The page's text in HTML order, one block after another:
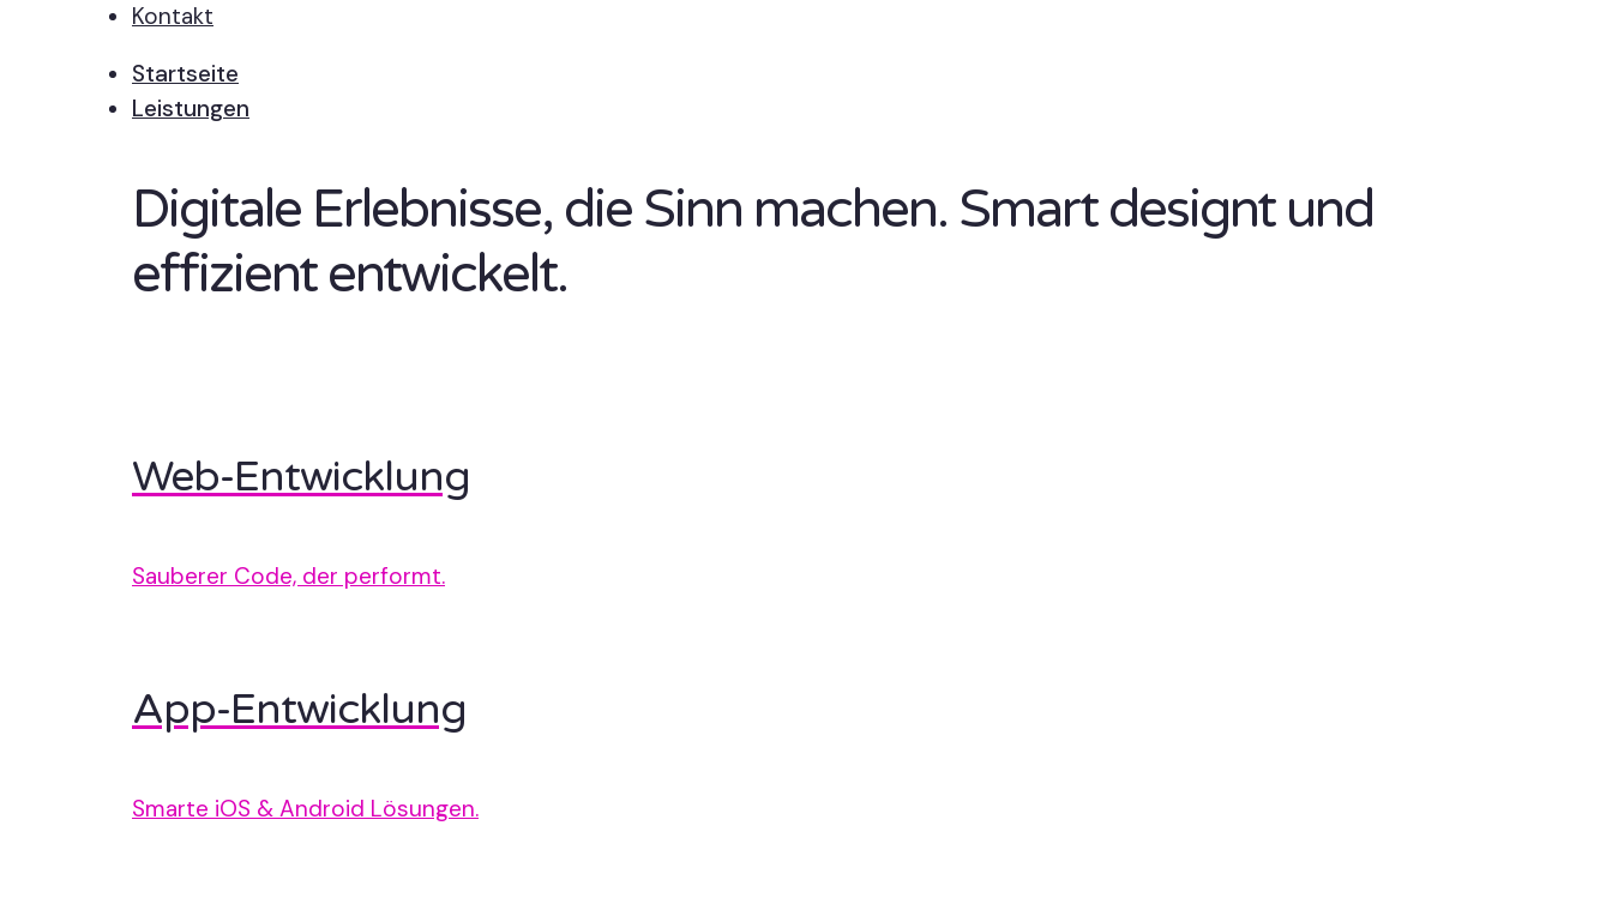
Kontakt
Startseite
Leistungen
Digitale Erlebnisse, die Sinn machen. Smart designt und
effizient entwickelt.
Web-Entwicklung
Sauberer Code, der performt.
App-Entwicklung
Smarte iOS & Android Lösungen.